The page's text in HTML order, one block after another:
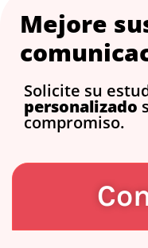
Mejore
Solicite su
personalizado
compromiso.